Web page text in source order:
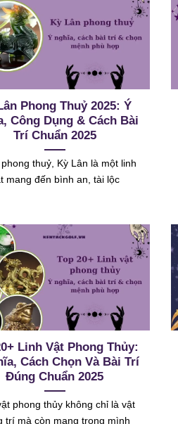
Phong Thuỷ 2025: Ý
Công Dụng & Cách Bài
Trí Chuẩn 2025
thuỷ, Kỳ Lân là một linh
mang đến bình an, tài lộc
Linh Vật Phong Thủy:
Cách Chọn Và Bài Trí
Đúng Chuẩn 2025
phong thủy không chỉ là vật
trí mà còn mang trong mình